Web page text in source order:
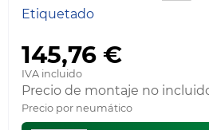
Etiquetado
145,76 €
IVA incluido
Precio de montaje no
Precio por neumático